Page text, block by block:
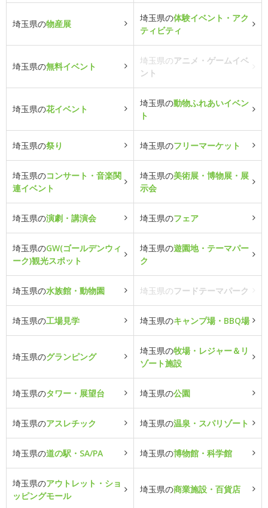
埼玉県の物産展
埼玉県の体験イベント・アク
ティビティ
埼玉県の無料イベント
埼玉県のアニメ・ゲームイベ
ント
埼玉県の花イベント
埼玉県の動物ふれあいイベン
ト
埼玉県の祭り 埼玉県のフリーマーケット
埼玉県のコンサート・音楽関
連イベント
埼玉県の美術展・博物展・展
示会
埼玉県の演劇・講演会 埼玉県のフェア
埼玉県のGW(ゴールデンウィ
ーク)観光スポット
埼玉県の遊園地・テーマパー
ク
埼玉県の水族館・動物園 埼玉県のフードテーマパーク
埼玉県の工場見学 埼玉県のキャンプ場・BBQ場
埼玉県のグランピング
埼玉県の牧場・レジャー＆リ
ゾート施設
埼玉県のタワー・展望台 埼玉県の公園
埼玉県のアスレチック 埼玉県の温泉・スパリゾート
埼玉県の道の駅・SA/PA 埼玉県の博物館・科学館
埼玉県のアウトレット・ショ
ッピングモール
埼玉県の商業施設・百貨店